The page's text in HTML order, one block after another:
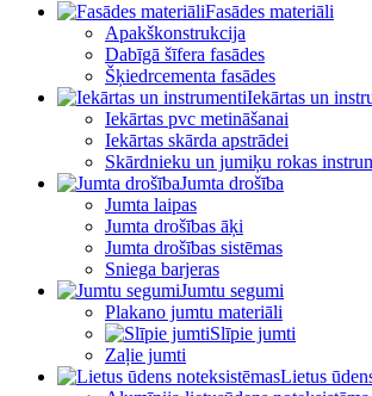
Fasādes materiāli
Apakškonstrukcija
Dabīgā šīfera fasādes
Šķiedrcementa fasādes
Iekārtas un
Iekārtas pvc metināšanai
Iekārtas skārda apstrādei
Skārdnieku un jumiķu rokas
Jumta drošība
Jumta laipas
Jumta drošības āķi
Jumta drošības sistēmas
Sniega barjeras
Jumtu segumi
Plakano jumtu materiāli
Slīpie jumti
Zaļie jumti
Lietus